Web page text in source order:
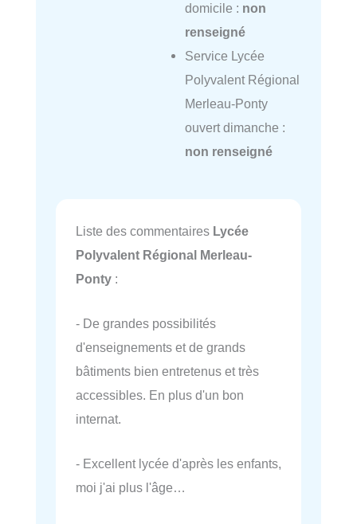
domicile : non
renseigné
Service Lycée
Polyvalent Régional
Merleau-Ponty
ouvert dimanche :
non renseigné
Liste des commentaires Lycée
Polyvalent Régional Merleau-
Ponty :
- De grandes possibilités
d'enseignements et de grands
bâtiments bien entretenus et très
accessibles. En plus d'un bon
internat.
- Excellent lycée d'après les enfants,
moi j'ai plus l'âge…